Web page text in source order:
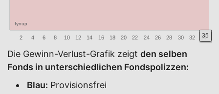
fynup
2 4 6 8 10 12 14 16 18 20 22 24 26 28 30 32 34
35
Die Gewinn-Verlust-Grafik zeigt den selben
Fonds in unterschiedlichen Fondspolizzen:
Blau: Provisionsfrei